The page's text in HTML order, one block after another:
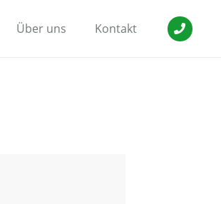
Über uns Kontakt